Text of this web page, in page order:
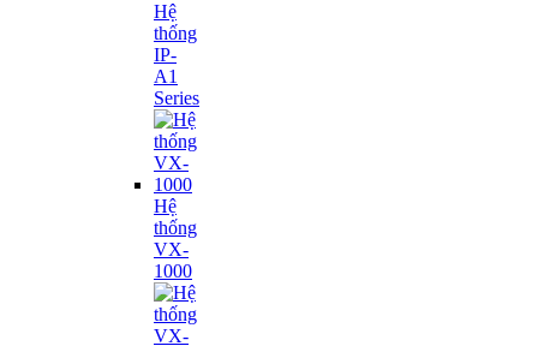
Hệ
thống
IP-
A1
Series
Hệ
thống
VX-
1000